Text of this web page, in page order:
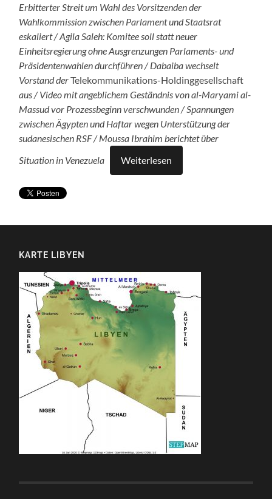
Erbitterter Streit um Wahl des Vorsitzenden der
Wahlkommission zwischen Parlament und Staatsrat
eskaliert / Agila Saleh: Komitee soll statt neuer
Einheitsregierung ohne Ausgrenzungen Parlaments- und
Präsidentenwahlen durchführen / Dabaiba wechselt
Vorstand derTelekommunikations-Holdinggesellschaft
aus / Video mit angeblichem Geständnis vonal-Maryami al-
Massud vor Prozessbeginn verschwunden / Spannungen
zwischen Ägypten und Haftar wegen Unterstützung der
sudanesischen RSF / Moussa Ibrahim berichtet über
Situation in Venezuela
Weiterlesen
KARTE LIBYEN